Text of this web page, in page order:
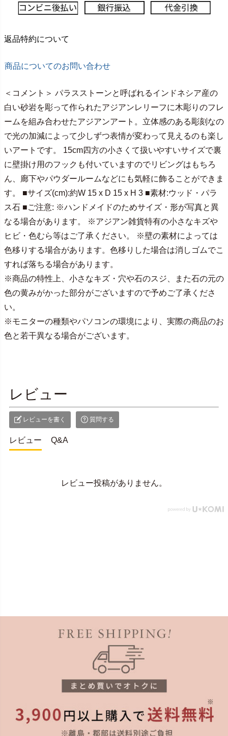
返品特約について
商品についてのお問い合わせ
＜コメント＞ パラスストーンと呼ばれるインドネシア産の
白い砂岩を彫って作られたアジアンレリーフに木彫りのフレ
ームを組み合わせたアジアンアート。立体感のある彫刻なの
で光の加減によって少しずつ表情が変わって見えるのも楽し
いアートです。 15cm四方の小さくて扱いやすいサイズで裏
に壁掛け用のフックも付いていますのでリビングはもちろ
ん、廊下やパウダールームなどにも気軽に飾ることができま
す。 ■サイズ(cm):約W 15 x D 15 x H 3 ■素材:ウッド・パラ
ス石 ■ご注意: ※ハンドメイドのためサイズ・形が写真と異
なる場合があります。 ※アジアン雑貨特有の小さなキズや
ヒビ・色むら等はご了承ください。 ※壁の素材によっては
色移りする場合があります。色移りした場合は消しゴムでこ
すれば落ちる場合があります。
※商品の特性上、小さなキズ・穴や石のスジ、また石の元の
色の黄みがかった部分がございますので予めご了承くださ
い。
※モニターの種類やパソコンの環境により、実際の商品のお
色と若干異なる場合がございます。
レビュー
レビューを書く 質問する
レビュー Q&A
レビュー投稿がありません。